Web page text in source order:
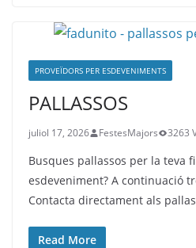
PROVEÏDORS PER ESDEVENIMENTS
PALLASSOS
juliol 17, 2026 FestesMajors 3263
Busques pallassos per la teva
esdeveniment? A continuació
Contacta directament als
Read More